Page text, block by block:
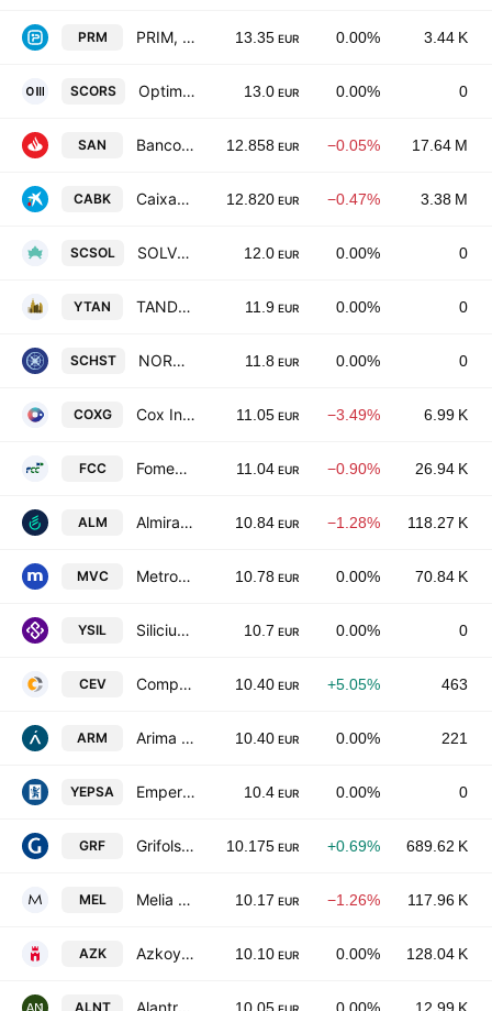
PRM PRIM, S.A. 13.35 EUR 0.00% 3.44 K
SCORS Optimum RE Spain SOCIMI SA 13.0 EUR 0.00% 0
SAN Banco Santander, S.A. 12.858 EUR −0.05% 17.64 M
CABK CaixaBank SA 12.820 EUR −0.47% 3.38 M
SCSOL SOLVENTO GROUP 2022 SOCIMI SA 12.0 EUR 0.00% 0
YTAN TANDER INVERSIONES SOCIMI SA 11.9 EUR 0.00% 0
SCHST NORDESTE PROPERTIES SOCIMI, S.A. 11.8 EUR 0.00% 0
COXG Cox Infrastructure Group S.A. 11.05 EUR −3.49% 6.99 K
FCC Fomento de Construcciones y Contratas, S.A. 11.04 EUR −0.90% 26.94 K
ALM Almirall SA 10.84 EUR −1.28% 118.27 K
MVC Metrovacesa SA 10.78 EUR 0.00% 70.84 K
YSIL Silicius Real Estate Socimi SA 10.7 EUR 0.00% 0
CEV Compania Espanola de Viviendas en Alquiler, S.A. 10.40 EUR +5.05% 463
ARM Arima Real Estate SOCIMI SA 10.40 EUR 0.00% 221
YEPSA Emperador Properties SOCIMI SA 10.4 EUR 0.00% 0
GRF Grifols, S.A. Class A 10.175 EUR +0.69% 689.62 K
MEL Melia Hotels International, S.A. 10.17 EUR −1.26% 117.96 K
AZK Azkoyen, S.A. 10.10 EUR 0.00% 128.04 K
ALNT Alantra Partners SA